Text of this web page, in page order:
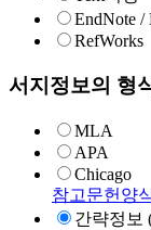
EndNote /
RefWorks
서지정보의 형
MLA
APA
Chicago
참고문헌양
간략정보